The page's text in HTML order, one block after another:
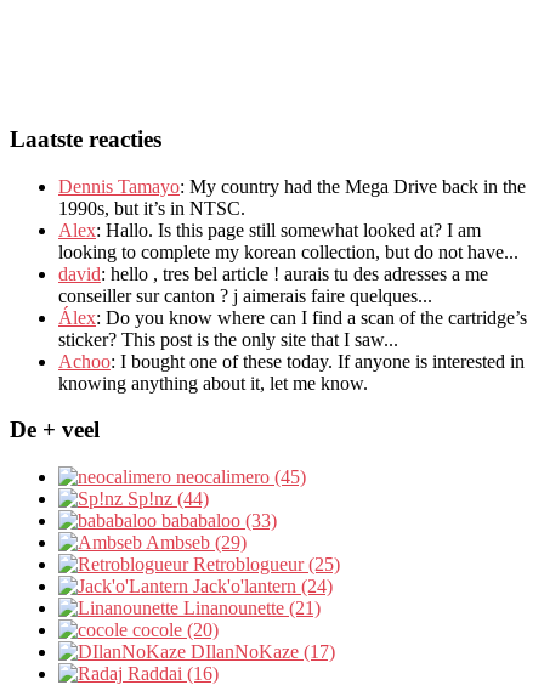
Laatste reacties
Dennis Tamayo: My country had the Mega Drive back in the
1990s, but it’s in NTSC.
Alex: Hallo. Is this page still somewhat looked at? I am
looking to complete my korean collection, but do not have...
david: hello , tres bel article ! aurais tu des adresses a me
conseiller sur canton ? j aimerais faire quelques...
Álex: Do you know where can I find a scan of the cartridge’s
sticker? This post is the only site that I saw...
Achoo: I bought one of these today. If anyone is interested in
knowing anything about it, let me know.
De + veel
neocalimero (45)
Sp!nz (44)
bababaloo (33)
Ambseb (29)
Retroblogueur (25)
Jack'o'lantern (24)
Linanounette (21)
cocole (20)
DIlanNoKaze (17)
Raddai (16)